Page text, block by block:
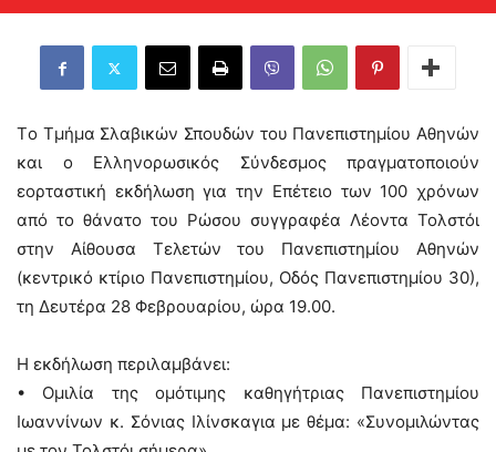
Tο Τμήμα Σλαβικών Σπουδών του Πανεπιστημίου Αθηνών
και ο Ελληνορωσικός Σύνδεσμος πραγματοποιούν
εορταστική εκδήλωση για την Επέτειο των 100 χρόνων
από το θάνατο του Ρώσου συγγραφέα Λέοντα Τολστόι
στην Αίθουσα Τελετών του Πανεπιστημίου Αθηνών
(κεντρικό κτίριο Πανεπιστημίου, Οδός Πανεπιστημίου 30),
τη Δευτέρα 28 Φεβρουαρίου, ώρα 19.00.
Η εκδήλωση περιλαμβάνει:
• Ομιλία της ομότιμης καθηγήτριας Πανεπιστημίου
Ιωαννίνων κ. Σόνιας Ιλίνσκαγια με θέμα: «Συνομιλώντας